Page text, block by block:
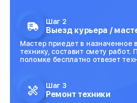
Шаг 2
Выезд курьера /
Мастер приедет в назначенное
технику, составит смету работ.
поломке бесплатно отвезет
Шаг 3
Ремонт техники